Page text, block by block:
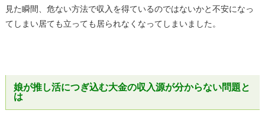
見た瞬間、危ない方法で収入を得ているのではないかと不安になっ
てしまい居ても立っても居られなくなってしまいました。
娘が推し活につぎ込む大金の収入源が分からない問題と
は